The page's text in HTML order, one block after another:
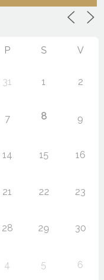
P S V
31 1 2
7 8 9
14 15 16
21 22 23
28 29 30
4 5 6